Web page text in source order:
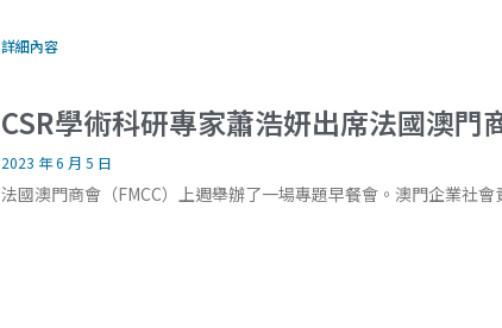
詳細內容
CSR學術科研專家蕭浩妍出席法國澳門
2023 年 6 月 5 日
法國澳門商會（FMCC）上週舉辦了一場專題早餐會。澳門企業社